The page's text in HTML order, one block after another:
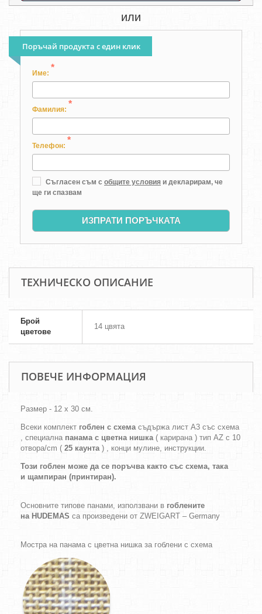
или
Поръчай продукта с един клик
Име:
*
Фамилия:
*
Телефон:
*
Съгласен съм с общите условия и декларирам, че
ще ги спазвам
ИЗПРАТИ ПОРЪЧКАТА
ТЕХНИЧЕСКО ОПИСАНИЕ
Брой
цветове
14 цвята
ПОВЕЧЕ ИНФОРМАЦИЯ
Размер - 12 х 30 см.
Всеки комплект гоблен с схемасъдържа лист А3 със схема
, специална панама с цветна нишка( карирана ) тип AZ с 10
отвора/cm ( 25 каунта) , конци мулине, инструкции.
Този гоблен може да се поръчва както със схема, така
и щампиран (принтиран).
Основните типове панами, използвани в гоблените
на HUDEMAS са произведени от ZWEIGART – Germany
Мостра на панама с цветна нишка за гоблени с схема